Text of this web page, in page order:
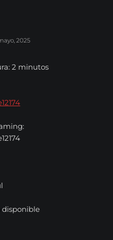
2025
2 minutos
disponible